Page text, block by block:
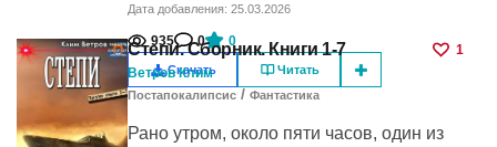
Дата добавления: 25.03.2026
935 0 0
Скачать Читать
Степи. Сборник. Книги 1-7
1
Ветров Клим
Постапокалипсис / Фантастика
Рано утром, около пяти часов, один из